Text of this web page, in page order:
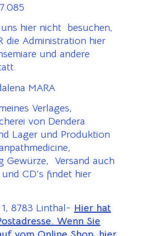
hier nicht besuchen,
die Administration hier
und andere
MARA
Verlages,
von Dendera
Lager und Produktion
Gewürze, Versand auch
CD’s findet hier
8783 Linthal- Hier hat
Wenn Sie